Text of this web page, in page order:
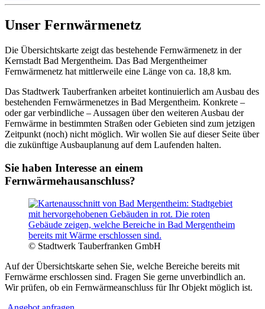
Unser Fernwärmenetz
Die Übersichtskarte zeigt das bestehende Fernwärmenetz in der
Kernstadt Bad Mergentheim. Das Bad Mergentheimer
Fernwärmenetz hat mittlerweile eine Länge von ca. 18,8 km.
Das Stadtwerk Tauberfranken arbeitet kontinuierlich am Ausbau des
bestehenden Fernwärmenetzes in Bad Mergentheim. Konkrete –
oder gar verbindliche – Aussagen über den weiteren Ausbau der
Fernwärme in bestimmten Straßen oder Gebieten sind zum jetzigen
Zeitpunkt (noch) nicht möglich. Wir wollen Sie auf dieser Seite über
die zukünftige Ausbauplanung auf dem Laufenden halten.
Sie haben Interesse an einem
Fernwärmehausanschluss?
© Stadtwerk Tauberfranken GmbH
Auf der Übersichtskarte sehen Sie, welche Bereiche bereits mit
Fernwärme erschlossen sind. Fragen Sie gerne unverbindlich an.
Wir prüfen, ob ein Fernwärmeanschluss für Ihr Objekt möglich ist.